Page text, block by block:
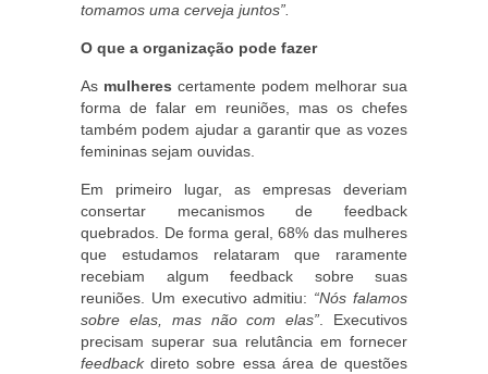
tomamos uma cerveja juntos”.
O que a organização pode fazer
As mulheres certamente podem melhorar sua
forma de falar em reuniões, mas os chefes
também podem ajudar a garantir que as vozes
femininas sejam ouvidas.
Em primeiro lugar, as empresas deveriam
consertar mecanismos de feedback
quebrados. De forma geral, 68% das mulheres
que estudamos relataram que raramente
recebiam algum feedback sobre suas
reuniões. Um executivo admitiu: “Nós falamos
sobre elas, mas não com elas”. Executivos
precisam superar sua relutância em fornecer
feedbackdireto sobre essa área de questões